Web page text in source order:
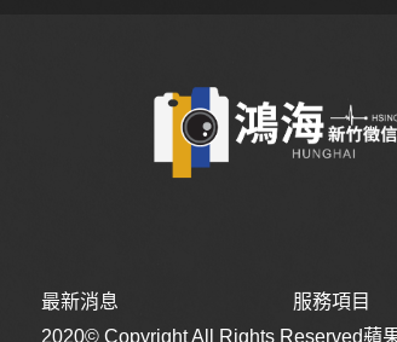
生活中難免遭遇無法獨自解決的棘手問
為民事案件，這樣的案件即使報警也無
全省婚姻協助，給您最多的解決婚姻
結婚是相愛的男女決定共度一生的美好
此之外高度重疊的生活圈和長時間的相
必看！讓兩個人能夠走長久的方法是
最新消息 服務項目
2020© Copyright All Rights Reserved蘋